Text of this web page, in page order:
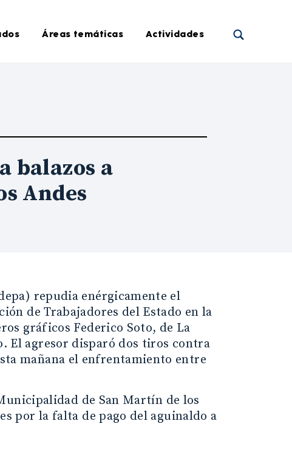
Áreas temáticas Actividades
balazos a
Andes
repudia enérgicamente el
de Trabajadores del Estado en la
gráficos Federico Soto, de La
El agresor disparó dos tiros contra
mañana el enfrentamiento entre
de San Martín de los
por la falta de pago del aguinaldo a